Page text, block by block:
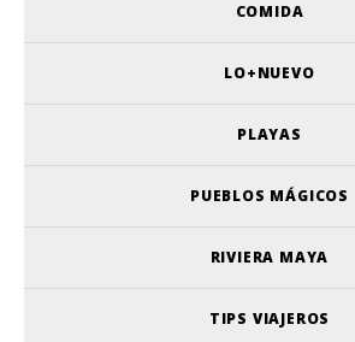
COMIDA
LO+NUEVO
PLAYAS
PUEBLOS MÁGICOS
RIVIERA MAYA
TIPS VIAJEROS